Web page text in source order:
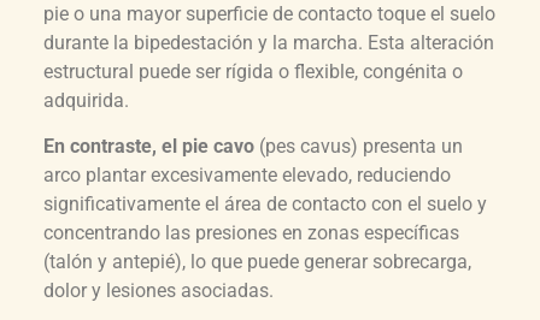
pie o una mayor superficie de contacto toque el suelo
durante la bipedestación y la marcha. Esta alteración
estructural puede ser rígida o flexible, congénita o
adquirida.
En contraste, el pie cavo(pes cavus) presenta un
arco plantar excesivamente elevado, reduciendo
significativamente el área de contacto con el suelo y
concentrando las presiones en zonas específicas
(talón y antepié), lo que puede generar sobrecarga,
dolor y lesiones asociadas.